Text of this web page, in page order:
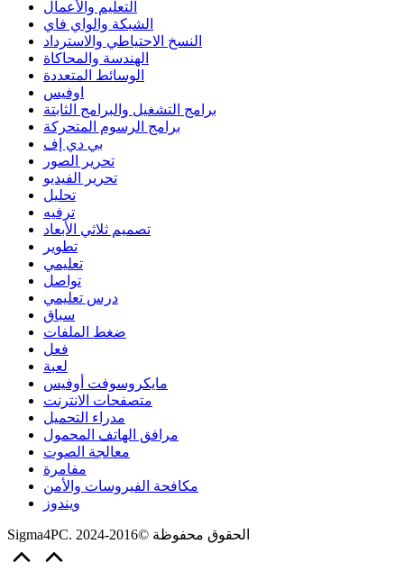
التعليم والأعمال
الشبكة والواي فاي
النسخ الاحتياطي والاسترداد
الهندسة والمحاكاة
الوسائط المتعددة
اوفيس
برامج التشغيل والبرامج الثابتة
برامج الرسوم المتحركة
بي دي إف
تحرير الصور
تحرير الفيديو
تحليل
ترفيه
تصميم ثلاثي الأبعاد
تطوير
تعليمي
تواصل
درس تعليمي
سباق
ضغط الملفات
فعل
لعبة
مايكروسوفت أوفيس
متصفحات الانترنت
مدراء التحميل
مرافق الهاتف المحمول
معالجة الصوت
مفامرة
مكافحة الفيروسات والأمن
ويندوز
Sigma4PC. الحقوق محفوظة ©2016-2024